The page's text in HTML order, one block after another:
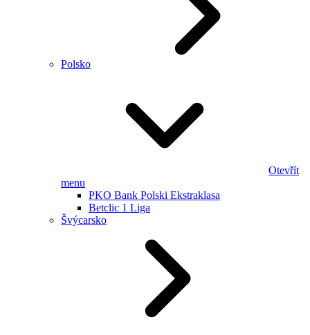
Polsko
Otevřít
menu
PKO Bank Polski Ekstraklasa
Betclic 1 Liga
Švýcarsko